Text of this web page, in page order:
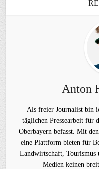
Anton
Als freier Journalist bin
täglichen Pressearbeit für
Oberbayern befasst. Mit
eine Plattform bieten für
Landwirtschaft, Tourismus
Medien keinen